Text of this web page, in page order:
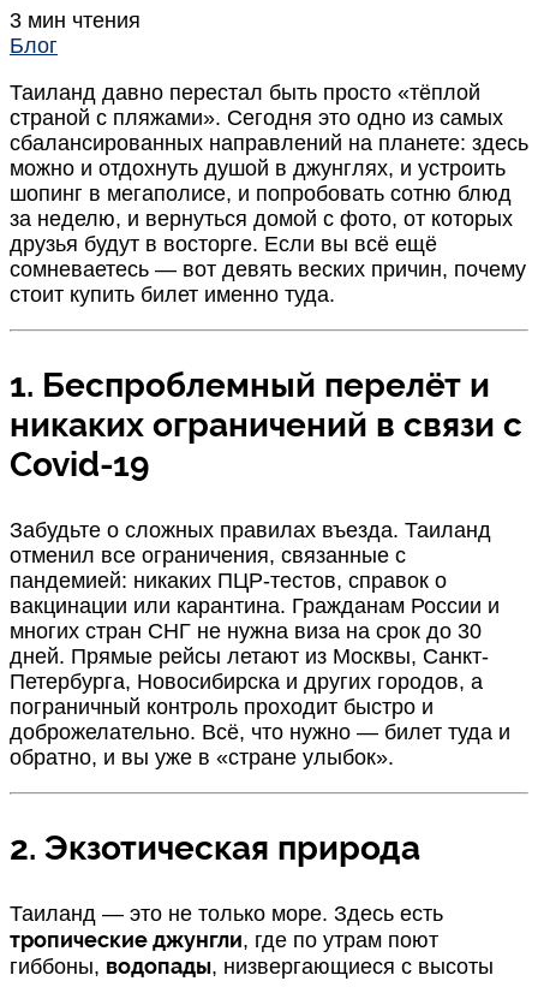
3 мин чтения
Блог
Таиланд давно перестал быть просто «тёплой
страной с пляжами». Сегодня это одно из самых
сбалансированных направлений на планете: здесь
можно и отдохнуть душой в джунглях, и устроить
шопинг в мегаполисе, и попробовать сотню блюд
за неделю, и вернуться домой с фото, от которых
друзья будут в восторге. Если вы всё ещё
сомневаетесь — вот девять веских причин, почему
стоит купить билет именно туда.
1. Беспроблемный перелёт и
никаких ограничений в связи с
Covid-19
Забудьте о сложных правилах въезда. Таиланд
отменил все ограничения, связанные с
пандемией: никаких ПЦР-тестов, справок о
вакцинации или карантина. Гражданам России и
многих стран СНГ не нужна виза на срок до 30
дней. Прямые рейсы летают из Москвы, Санкт-
Петербурга, Новосибирска и других городов, а
пограничный контроль проходит быстро и
доброжелательно. Всё, что нужно — билет туда и
обратно, и вы уже в «стране улыбок».
2. Экзотическая природа
Таиланд — это не только море. Здесь есть
тропические джунгли, где по утрам поют
гиббоны, водопады, низвергающиеся с высоты